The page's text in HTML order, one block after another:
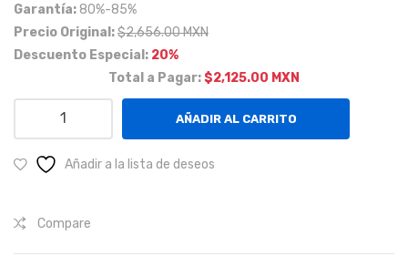
de
Garantía: 80%-85%
Precio Original:$2,656.00 MXN
Descuento Especial: 20%
Total a Pagar:$2,125.00 MXN
Personas
de
30
adelante,
AÑADIR AL CARRITO
Añadir a la lista de deseos
Compare